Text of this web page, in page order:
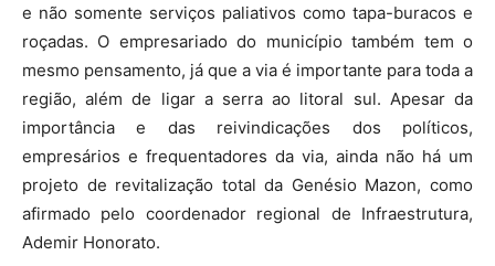
e não somente serviços paliativos como tapa-buracos e
roçadas. O empresariado do município também tem o
mesmo pensamento, já que a via é importante para toda a
região, além de ligar a serra ao litoral sul. Apesar da
importância e das reivindicações dos políticos,
empresários e frequentadores da via, ainda não há um
projeto de revitalização total da Genésio Mazon, como
afirmado pelo coordenador regional de Infraestrutura,
Ademir Honorato.